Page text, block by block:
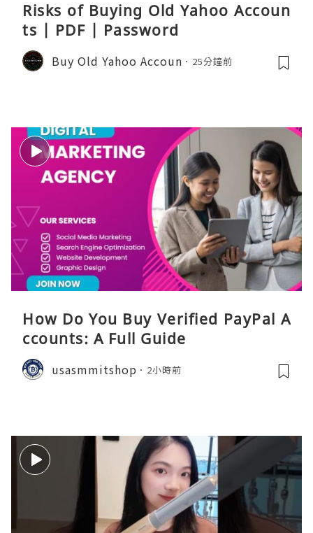
Risks of Buying Old Yahoo Accoun
ts | PDF | Password
Buy Old Yahoo Accoun 25分鐘前
How Do You Buy Verified PayPal A
ccounts: A Full Guide
usasmmitshop 2小時前